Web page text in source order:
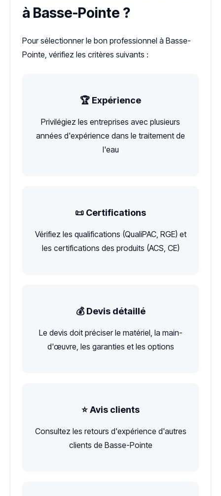
à Basse-Pointe ?
Pour sélectionner le bon professionnel à Basse-
Pointe, vérifiez les critères suivants :
🏆 Expérience
Privilégiez les entreprises avec plusieurs
années d'expérience dans le traitement de
l'eau
📜 Certifications
Vérifiez les qualifications (QualiPAC, RGE) et
les certifications des produits (ACS, CE)
💰 Devis détaillé
Le devis doit préciser le matériel, la main-
d'œuvre, les garanties et les options
⭐ Avis clients
Consultez les retours d'expérience d'autres
clients de Basse-Pointe